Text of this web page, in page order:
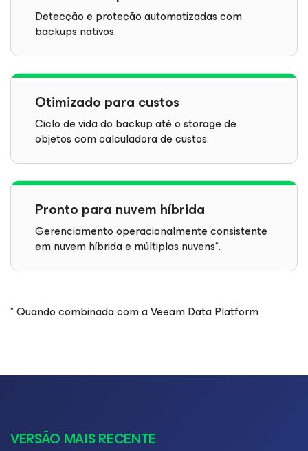
Detecção e proteção automatizadas com
backups nativos.
Otimizado para custos
Ciclo de vida do backup até o storage de
objetos com calculadora de custos.
Pronto para nuvem híbrida
Gerenciamento operacionalmente consistente
em nuvem híbrida e múltiplas nuvens*.
* Quando combinada com a Veeam Data Platform
VERSÃO MAIS RECENTE